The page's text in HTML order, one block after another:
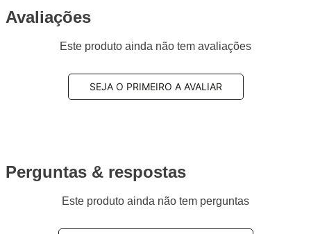
Avaliações
Este produto ainda não tem avaliações
SEJA O PRIMEIRO A AVALIAR
Perguntas & respostas
Este produto ainda não tem perguntas